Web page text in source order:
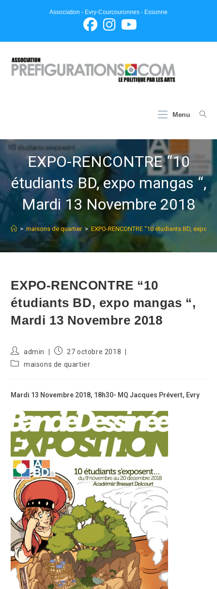
Association - Evry-Courcouronnes - Essonne
Menu
EXPO-RENCONTRE “10
étudiants BD, expo mangas “,
Mardi 13 Novembre 2018
> maisons de quartier > EXPO-RENCONTRE “10 étudiants BD, expo
EXPO-RENCONTRE “10
étudiants BD, expo mangas “,
Mardi 13 Novembre 2018
Auteur/autrice
de
la
admin
Publication
27 octobre 2018
Postmaisons de quartier
Mardi 13 Novembre 2018, 18h30- MQ Jacques Prévert, Evry